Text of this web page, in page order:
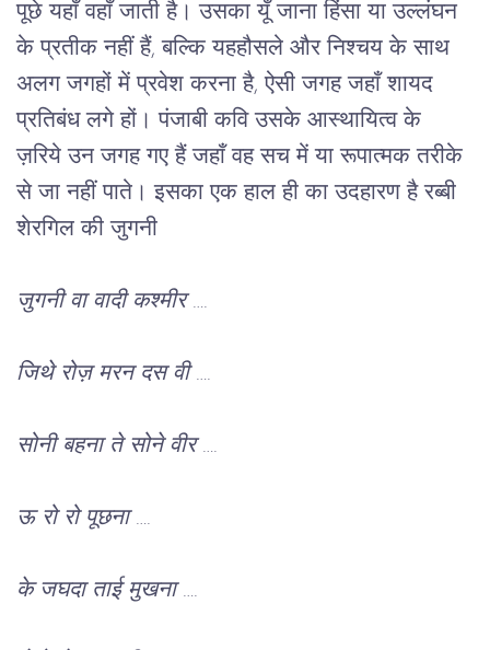
पूछे यहाँ वहाँ जाती है। उसका यूँ जाना हिंसा या उल्लंघन
के प्रतीक नहीं हैं, बल्कि यहहौसले और निश्चय के साथ
अलग जगहों में प्रवेश करना है, ऐसी जगह जहाँ शायद
प्रतिबंध लगे हों। पंजाबी कवि उसके आस्थायित्व के
ज़रिये उन जगह गए हैं जहाँ वह सच में या रूपात्मक तरीके
से जा नहीं पाते। इसका एक हाल ही का उदहारण है रब्बी
शेरगिल की जुगनी
जुगनी वा वादी कश्मीर ….
जिथे रोज़ मरन दस वी ….
सोनी बहना ते सोने वीर ….
ऊ रो रो पूछना ….
के जघदा ताई मुखना ….